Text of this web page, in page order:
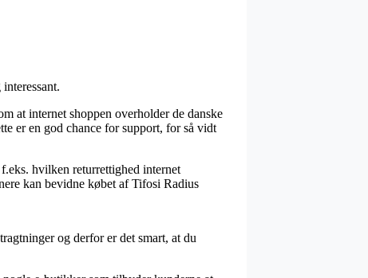
at internet shoppen overholder de danske
er en god chance for support, for så vidt
hvilken returrettighed internet
kan bevidne købet af Tifosi Radius
og derfor er det smart, at du